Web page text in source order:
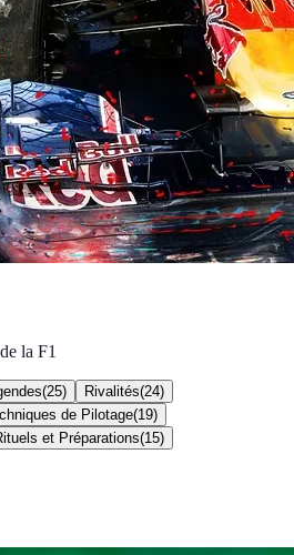
la F1
(25) Rivalités(24)
de Pilotage(19)
et Préparations(15)